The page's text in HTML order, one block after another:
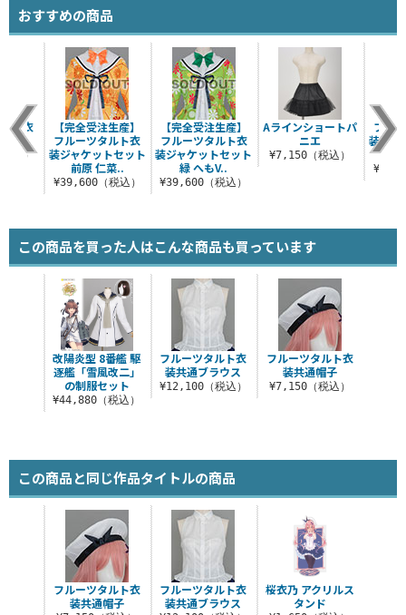
おすすめの商品
【完全受注生産】
フルーツタルト衣
装ジャケットセット
緑 へもV..
¥39,600（税込）
Aラインショートパ
ニエ
¥7,150（税込）
フル
装ジャ
ト衣
ウス
込）
【完全受注生産】
フルーツタルト衣
装ジャケットセット
前原 仁菜..
¥39,600（税込）
この商品を買った人はこんな商品も買っています
フルーツタルト衣
装共通ブラウス
¥12,100（税込）
フルーツタルト衣
装共通帽子
¥7,150（税込）
改陽炎型 8番艦 駆
逐艦「雪風改二」
の制服セット
¥44,880（税込）
この商品と同じ作品タイトルの商品
フルーツタルト衣
装共通ブラウス
桜衣乃 アクリルス
タンド
フルーツタルト衣
装共通帽子